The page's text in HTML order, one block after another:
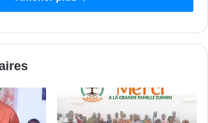
fier de constater qu’avec l’humilité et le
mes vives félicitations aux Présidents